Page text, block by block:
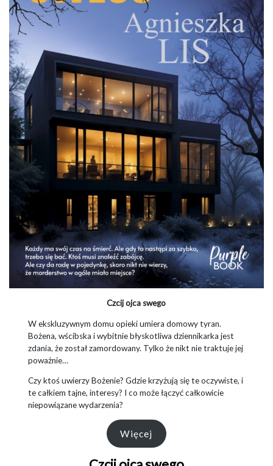
Czcij ojca swego
W ekskluzywnym domu opieki umiera domowy tyran.
Bożena, wścibska i wybitnie błyskotliwa dziennikarka jest
zdania, że został zamordowany. Tylko że nikt nie traktuje jej
poważnie…
Czy ktoś uwierzy Bożenie? Gdzie krzyżują się te oczywiste, i
te całkiem tajne, interesy? I co może łączyć całkowicie
niepowiązane wydarzenia?
Więcej